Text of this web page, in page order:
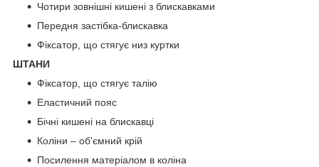
Чотири зовнішні кишені з блискавками
Передня застібка-блискавка
Фіксатор, що стягує низ куртки
ШТАНИ
Фіксатор, що стягує талію
Еластичний пояс
Бічні кишені на блискавці
Коліни – об'ємний крій
Посилення матеріалом в коліна